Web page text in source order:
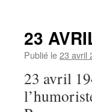
23
Publié le23 avril
23 avril